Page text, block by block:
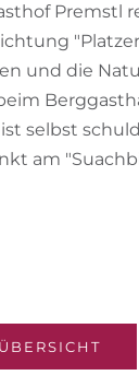
Premstl
und die
selbst
am